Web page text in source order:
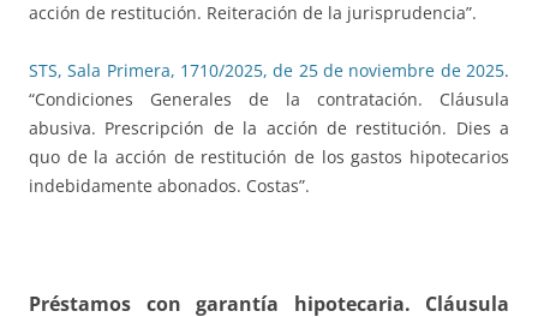
acción de restitución. Reiteración de la jurisprudencia”.
STS, Sala Primera, 1710/2025, de 25 de noviembre de 2025.
“Condiciones Generales de la contratación. Cláusula
abusiva. Prescripción de la acción de restitución. Dies a
quo de la acción de restitución de los gastos hipotecarios
indebidamente abonados. Costas”.
Préstamos con garantía hipotecaria. Cláusula